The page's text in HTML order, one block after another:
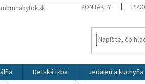
KONTAKTY
Detská izba Jedáleň a kuchyňa